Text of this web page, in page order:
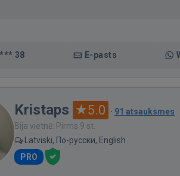
38 E-pasts
Kristaps 5.0 · 91 atsauksmes
Bija vietnē: Pirms 9 st.
Latviski, По-русски, English
PRO